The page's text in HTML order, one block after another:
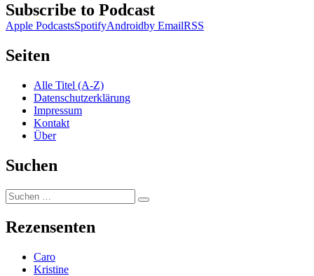
Subscribe to Podcast
Apple PodcastsSpotifyAndroidby EmailRSS
Seiten
Alle Titel (A-Z)
Datenschutzerklärung
Impressum
Kontakt
Über
Suchen
Suchen
nach:
Suchen
Rezensenten
Caro
Kristine